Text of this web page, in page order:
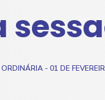
- 01 DE